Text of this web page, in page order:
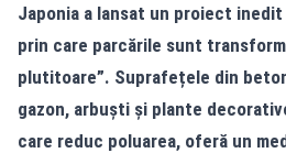
Japonia a lansat un proiect inedit
prin care parcările sunt
plutitoare”. Suprafețele din
gazon, arbuști și plante
care reduc poluarea, oferă un